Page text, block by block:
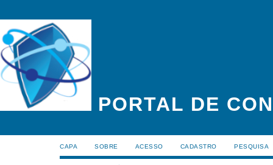
PORTAL DE
CAPA SOBRE ACESSO CADASTRO PESQUISA